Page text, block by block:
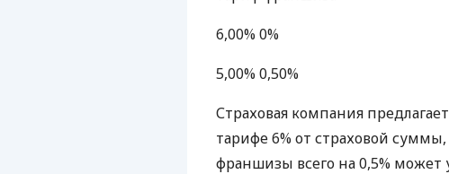
6,00% 0%
5,00% 0,50%
Страховая компания
тарифе 6% от страховой
франшизы всего на 0,5% может